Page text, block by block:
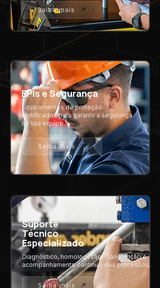
Saiba mais
EPIs e Segurança
Equipamentos de proteção
certificados para garantir a segurança
da sua equipe.
Saiba mais
Suporte
Técnico
Especializado
Diagnóstico, homologação, manutenção e
acompanhamento contínuo dos processos.
Saiba mais